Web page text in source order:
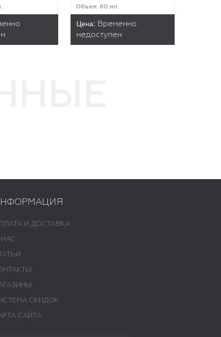
Объем: 60 мл.
Цена: Временно
недоступен
И ДОСТАВКА
СКИДОК
САЙТА